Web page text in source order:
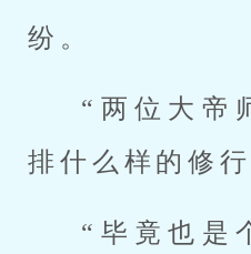
纷。
“两位大帝
排什么样的修
“毕竟也是